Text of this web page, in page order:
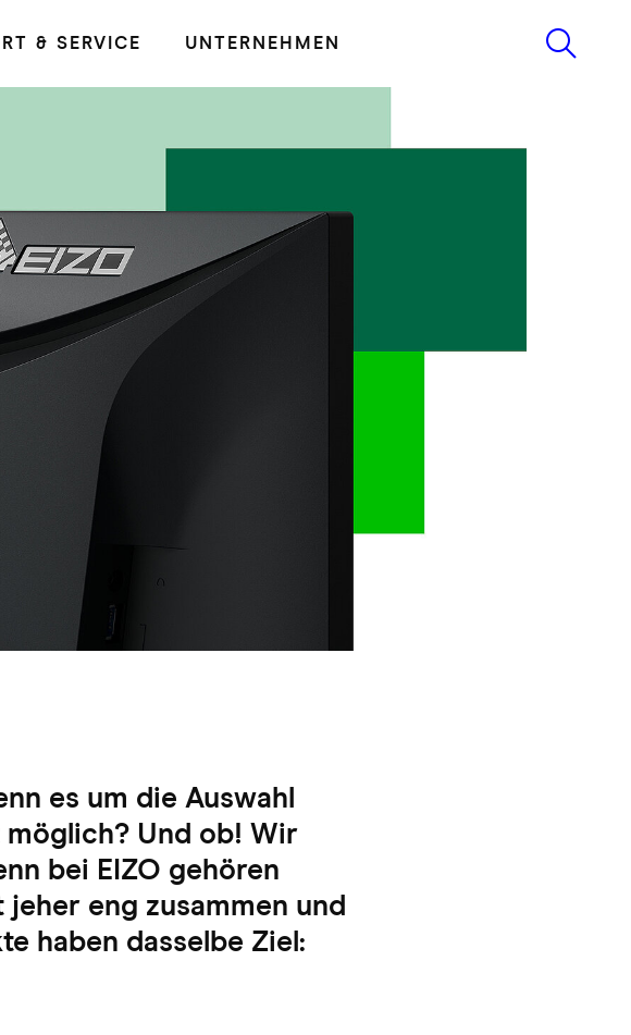
& SERVICE UNTERNEHMEN
es um die Auswahl
Und ob! Wir
bei EIZO gehören
eng zusammen und
haben dasselbe Ziel: